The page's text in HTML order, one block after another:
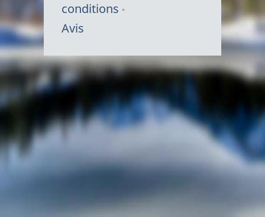
conditions
Avis
Symbole
du
Canada